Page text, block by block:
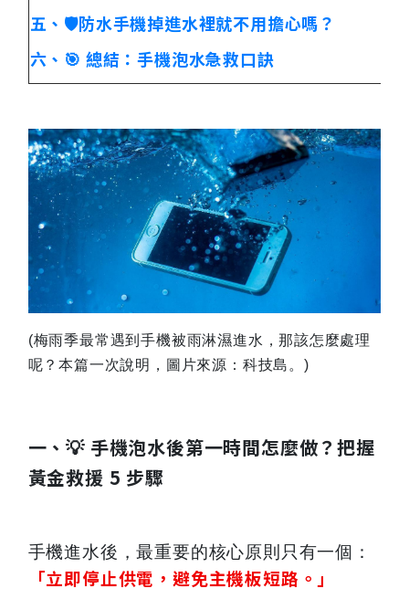
五、🛡️防水手機掉進水裡就不用擔心嗎？
六、🎯 總結：手機泡水急救口訣
(梅雨季最常遇到手機被雨淋濕進水，那該怎麼處理
呢？本篇一次說明，圖片來源：科技島。)
一、💡 手機泡水後第一時間怎麼做？把握
黃金救援 5 步驟
手機進水後，最重要的核心原則只有一個：
「立即停止供電，避免主機板短路。」